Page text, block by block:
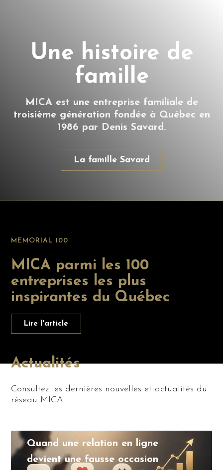
Une histoire de
famille
MICA est une entreprise familiale de
troisième génération fondée à Québec en
1986 par Denis Savard.
La famille Savard
MEMORIAL 100
MICA parmi les 100
entreprises les plus
inspirantes du Québec
Lire l'article
Actualités
Consultez les dernières nouvelles et actualités du
réseau MICA
Quand une relation en ligne
devient une fausse occasion